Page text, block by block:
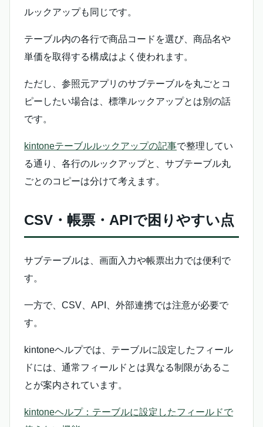
ルックアップも同じです。
テーブル内の各行で商品コードを選び、商品名や
単価を取得する構成はよく使われます。
ただし、参照元アプリのサブテーブルを丸ごとコ
ピーしたい場合は、標準ルックアップとは別の話
です。
kintoneテーブルルックアップの記事で整理してい
る通り、各行のルックアップと、サブテーブル丸
ごとのコピーは分けて考えます。
CSV・帳票・APIで困りやすい点
サブテーブルは、画面入力や帳票出力では便利で
す。
一方で、CSV、API、外部連携では注意が必要で
す。
kintoneヘルプでは、テーブルに設定したフィール
ドには、通常フィールドとは異なる制限があるこ
とが案内されています。
kintoneヘルプ：テーブルに設定したフィールドで